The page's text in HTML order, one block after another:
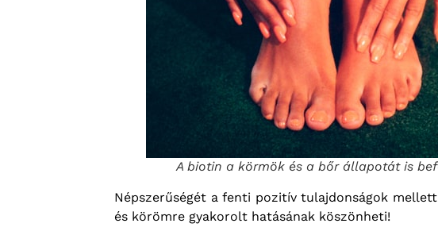
A biotin a körmök és a bőr állapotát is
Népszerűségét a fenti pozitív tulajdonságok
és körömre gyakorolt hatásának köszönheti!